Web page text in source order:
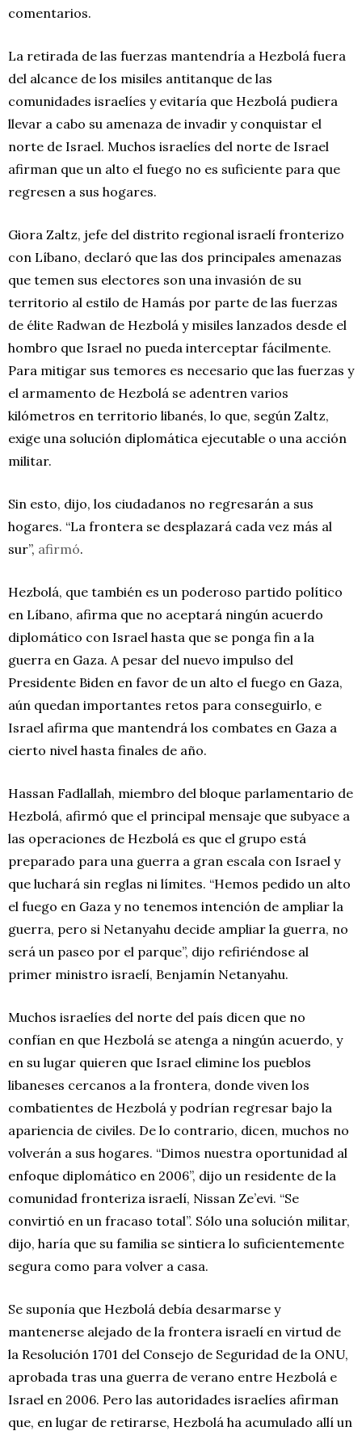
comentarios.
La retirada de las fuerzas mantendría a Hezbolá fuera
del alcance de los misiles antitanque de las
comunidades israelíes y evitaría que Hezbolá pudiera
llevar a cabo su amenaza de invadir y conquistar el
norte de Israel. Muchos israelíes del norte de Israel
afirman que un alto el fuego no es suficiente para que
regresen a sus hogares.
Giora Zaltz, jefe del distrito regional israelí fronterizo
con Líbano, declaró que las dos principales amenazas
que temen sus electores son una invasión de su
territorio al estilo de Hamás por parte de las fuerzas
de élite Radwan de Hezbolá y misiles lanzados desde el
hombro que Israel no pueda interceptar fácilmente.
Para mitigar sus temores es necesario que las fuerzas y
el armamento de Hezbolá se adentren varios
kilómetros en territorio libanés, lo que, según Zaltz,
exige una solución diplomática ejecutable o una acción
militar.
Sin esto, dijo, los ciudadanos no regresarán a sus
hogares. “La frontera se desplazará cada vez más al
sur”, afirmó.
Hezbolá, que también es un poderoso partido político
en Líbano, afirma que no aceptará ningún acuerdo
diplomático con Israel hasta que se ponga fin a la
guerra en Gaza. A pesar del nuevo impulso del
Presidente Biden en favor de un alto el fuego en Gaza,
aún quedan importantes retos para conseguirlo, e
Israel afirma que mantendrá los combates en Gaza a
cierto nivel hasta finales de año.
Hassan Fadlallah, miembro del bloque parlamentario de
Hezbolá, afirmó que el principal mensaje que subyace a
las operaciones de Hezbolá es que el grupo está
preparado para una guerra a gran escala con Israel y
que luchará sin reglas ni límites. “Hemos pedido un alto
el fuego en Gaza y no tenemos intención de ampliar la
guerra, pero si Netanyahu decide ampliar la guerra, no
será un paseo por el parque”, dijo refiriéndose al
primer ministro israelí, Benjamín Netanyahu.
Muchos israelíes del norte del país dicen que no
confían en que Hezbolá se atenga a ningún acuerdo, y
en su lugar quieren que Israel elimine los pueblos
libaneses cercanos a la frontera, donde viven los
combatientes de Hezbolá y podrían regresar bajo la
apariencia de civiles. De lo contrario, dicen, muchos no
volverán a sus hogares. “Dimos nuestra oportunidad al
enfoque diplomático en 2006”, dijo un residente de la
comunidad fronteriza israelí, Nissan Ze’evi. “Se
convirtió en un fracaso total”. Sólo una solución militar,
dijo, haría que su familia se sintiera lo suficientemente
segura como para volver a casa.
Se suponía que Hezbolá debía desarmarse y
mantenerse alejado de la frontera israelí en virtud de
la Resolución 1701 del Consejo de Seguridad de la ONU,
aprobada tras una guerra de verano entre Hezbolá e
Israel en 2006. Pero las autoridades israelíes afirman
que, en lugar de retirarse, Hezbolá ha acumulado allí un